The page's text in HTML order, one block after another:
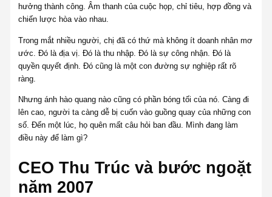
hưởng thành công. Âm thanh của cuộc họp, chỉ tiêu, hợp đồng và
chiến lược hòa vào nhau.
Trong mắt nhiều người, chị đã có thứ mà không ít doanh nhân mơ
ước. Đó là địa vị. Đó là thu nhập. Đó là sự công nhận. Đó là
quyền quyết định. Đó cũng là một con đường sự nghiệp rất rõ
ràng.
Nhưng ánh hào quang nào cũng có phần bóng tối của nó. Càng đi
lên cao, người ta càng dễ bị cuốn vào guồng quay của những con
số. Đến một lúc, họ quên mất câu hỏi ban đầu. Mình đang làm
điều này để làm gì?
CEO Thu Trúc và bước ngoặt
năm 2007